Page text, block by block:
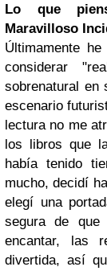
Lo que
Maravilloso
Últimamente
considerar
sobrenatural en
escenario
lectura no me
los libros que
había tenido
mucho, decidí
elegí una
segura de
encantar, las
divertida, así